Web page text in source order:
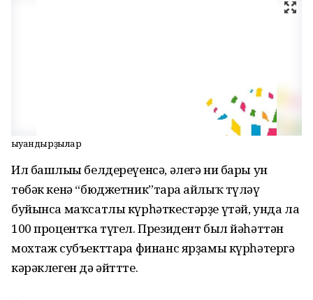
Ҡыуандырҙылар
Ил башлығы белдереүенсә, әлегә ни бары ун
төбәк кенә “бюджетник”тарға айлыҡ түләү
буйынса маҡсатлы күрһәткестәрҙе үтәй, унда ла
100 процентҡа түгел. Президент был йәһәттән
мохтаж субъекттарға финанс ярҙамы күрһәтергә
кәрәклеген дә әйттте.